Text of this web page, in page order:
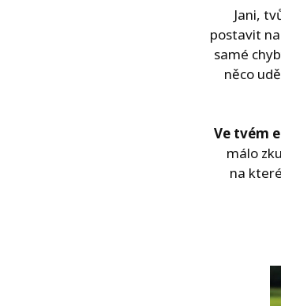
Jani,
postavit
samé
něco
Ve tvém
málo
na